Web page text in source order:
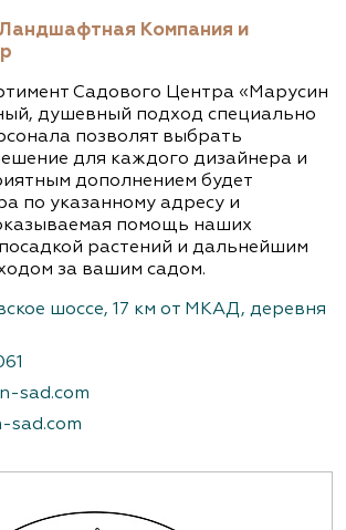
Компания и
Садового Центра «Марусин
душевный подход специально
позволят выбрать
для каждого дизайнера и
дополнением будет
по указанному адресу и
помощь наших
растений и дальнейшим
за вашим садом.
шоссе, 17 км от МКАД, деревня
sad.com
sad.com